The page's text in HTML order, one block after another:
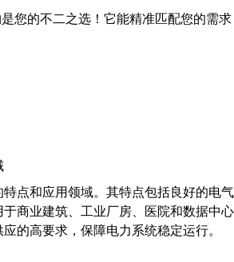
您的不二之选！它能精准匹配您的需
点和应用领域。其特点包括良好的电
商业建筑、工业厂房、医院和数据中
的高要求，保障电力系统稳定运行。